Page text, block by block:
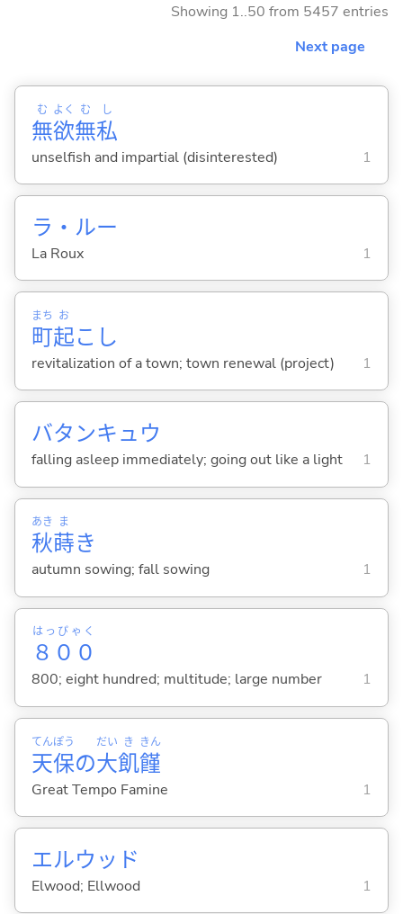
Showing 1..50 from 5457 entries
Next page
無
む
欲
よく
無
む
私
し
unselfish and impartial (disinterested) 1
ラ・ルー
La Roux 1
町
まち
起
お
こし
revitalization of a town; town renewal (project) 1
バタンキュウ
falling asleep immediately; going out like a light 1
秋
あき
蒔
ま
き
autumn sowing; fall sowing 1
８００
はっぴゃく
800; eight hundred; multitude; large number 1
天
てん
保
ぽう
の大
だい
飢
き
饉
きん
Great Tempo Famine 1
エルウッド
Elwood; Ellwood 1